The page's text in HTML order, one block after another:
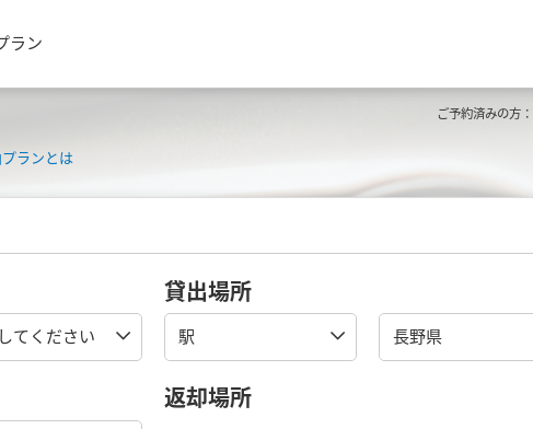
ラン
ご予約済みの方：
ランとは
貸出場所
返却場所